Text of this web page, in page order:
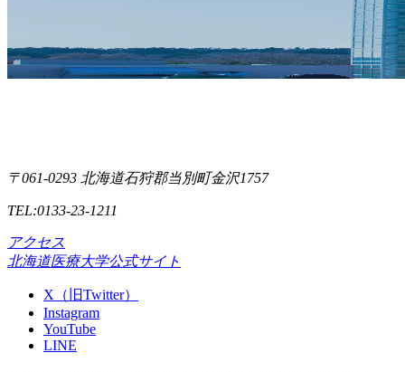
〒061-0293 北海道石狩郡当別町金沢1757
TEL:0133-23-1211
アクセス
北海道医療大学公式サイト
X（旧Twitter）
Instagram
YouTube
LINE